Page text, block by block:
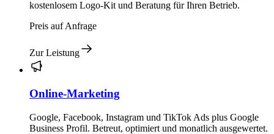
kostenlosem Logo-Kit und Beratung für Ihren Betrieb.
Preis auf Anfrage
Zur Leistung
Online-Marketing
Google, Facebook, Instagram und TikTok Ads plus Google
Business Profil. Betreut, optimiert und monatlich ausgewertet.